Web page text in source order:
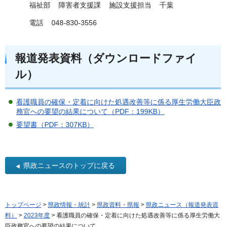
福祉部 障害者支援課 施設支援担当 千葉
電話 048-830-3556
報道発表資料（ダウンロードファイ
ル）
看護職員の確保・定着に向けた処遇改善等に係る厚生労働大臣政
務官への要望の結果について（PDF：199KB）
要望書（PDF：307KB）
県政ニュースのトップに戻る
トップページ > 県政情報・統計 > 県政資料・県報 > 県政ニュース（報道発表資
料）
> 2023年度 > 看護職員の確保・定着に向けた処遇改善等に係る厚生労働大